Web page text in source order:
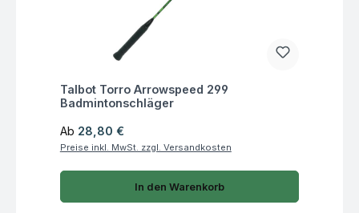
Fragen zum Artikel
Talbot Torro Arrowspeed 299
Badmintonschläger
Regulärer Preis:
Ab 28,80 €
Preise inkl. MwSt. zzgl. Versandkosten
In den Warenkorb